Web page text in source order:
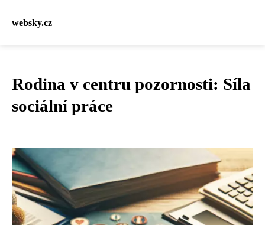
websky.cz
Rodina v centru pozornosti: Síla
sociální práce